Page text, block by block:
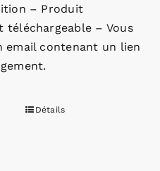
– Produit
téléchargeable – Vous
email contenant un lien
Détails